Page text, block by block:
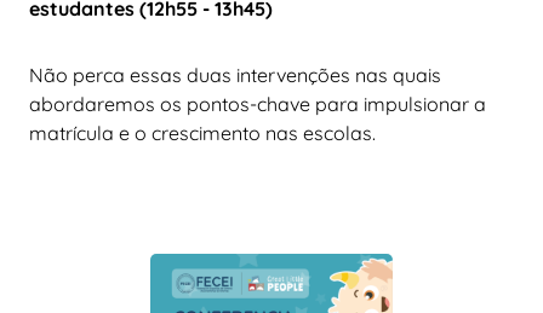
estudantes (12h55 - 13h45)
Não perca essas duas intervenções nas quais
abordaremos os pontos-chave para impulsionar a
matrícula e o crescimento nas escolas.